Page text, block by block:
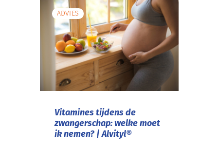
ADVIES
Vitamines tijdens de
zwangerschap: welke moet
ik nemen? | Alvityl®